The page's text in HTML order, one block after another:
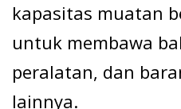
kapasitas muatan
untuk membawa
peralatan, dan
lainnya.